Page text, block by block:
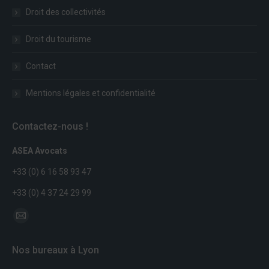
Droit des collectivités
Droit du tourisme
Contact
Mentions légales et confidentialité
Contactez-nous !
ASEA Avocats
+33 (0) 6 16 58 93 47
+33 (0) 4 37 24 29 99
Trouvez nous sur :
opens
Nos bureaux à Lyon